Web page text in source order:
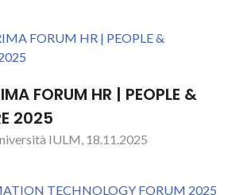
FORUM HR | PEOPLE &
2025
IULM, 18.11.2025